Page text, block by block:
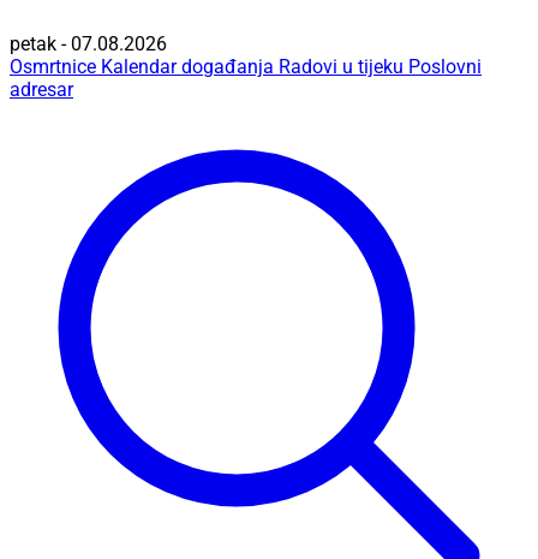
petak - 07.08.2026
Osmrtnice Kalendar događanja Radovi u tijeku Poslovni
adresar